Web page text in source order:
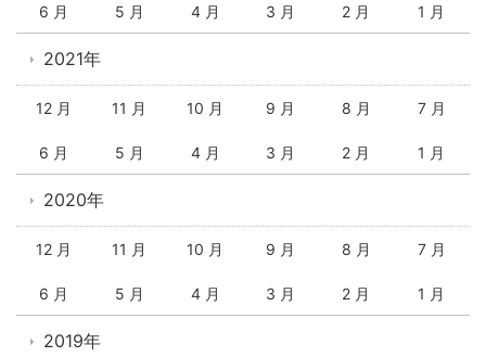
6 月 5 月 4 月 3 月 2 月 1 月
2021年
12 月 11 月 10 月 9 月 8 月 7 月
6 月 5 月 4 月 3 月 2 月 1 月
2020年
12 月 11 月 10 月 9 月 8 月 7 月
6 月 5 月 4 月 3 月 2 月 1 月
2019年